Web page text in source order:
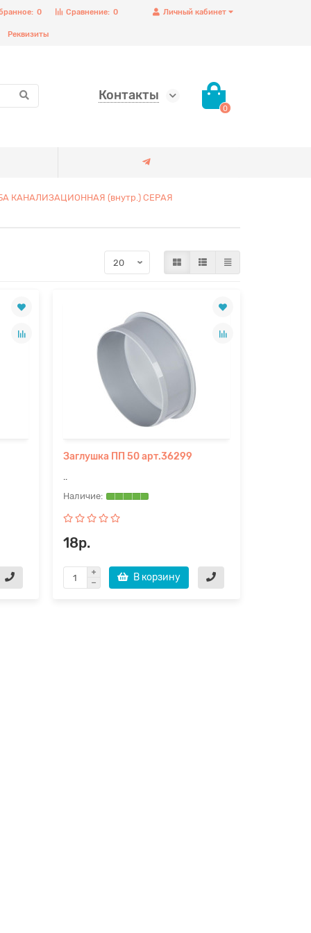
Личный кабинет
Сравнение: 0
0
Реквизиты
Контакты
0
КАНАЛИЗАЦИОННАЯ (внутр.) СЕРАЯ
Заглушка ПП 50 арт.36299
..
18р.
В корзину